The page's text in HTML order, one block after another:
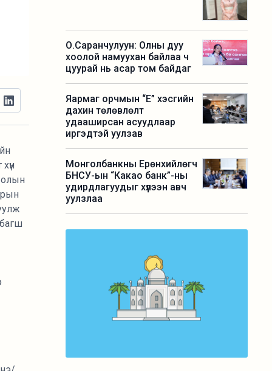
О.Саранчулуун: Олны дуу
хоолой намуухан байлаа ч
цуурай нь асар том байдаг
Яармаг орчмын “Е” хэсгийн
дахин төлөвлөлт
удааширсан асуудлаар
иргэдтэй уулзав
Монголбанкны Ерөнхийлөгч
БНСУ-ын “Какао банк”-ны
удирдлагуудыг хүлээн авч
уулзлаа